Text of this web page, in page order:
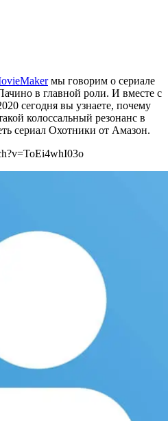
мы говорим о сериале
в главной роли. И вместе с
сегодня вы узнаете, почему
колоссальный резонанс в
сериал Охотники от Амазон.